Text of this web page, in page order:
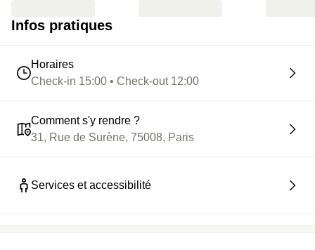
Infos pratiques
Horaires
Check-in 15:00 • Check-out 12:00
Comment s'y rendre ?
31, Rue de Surène, 75008, Paris
Services et accessibilité